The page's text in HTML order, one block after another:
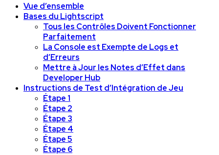
Vue d’ensemble
Bases du Lightscript
Tous les Contrôles Doivent Fonctionner
Parfaitement
La Console est Exempte de Logs et
d’Erreurs
Mettre à Jour les Notes d’Effet dans
Developer Hub
Instructions de Test d’Intégration de Jeu
Étape 1
Étape 2
Étape 3
Étape 4
Étape 5
Étape 6